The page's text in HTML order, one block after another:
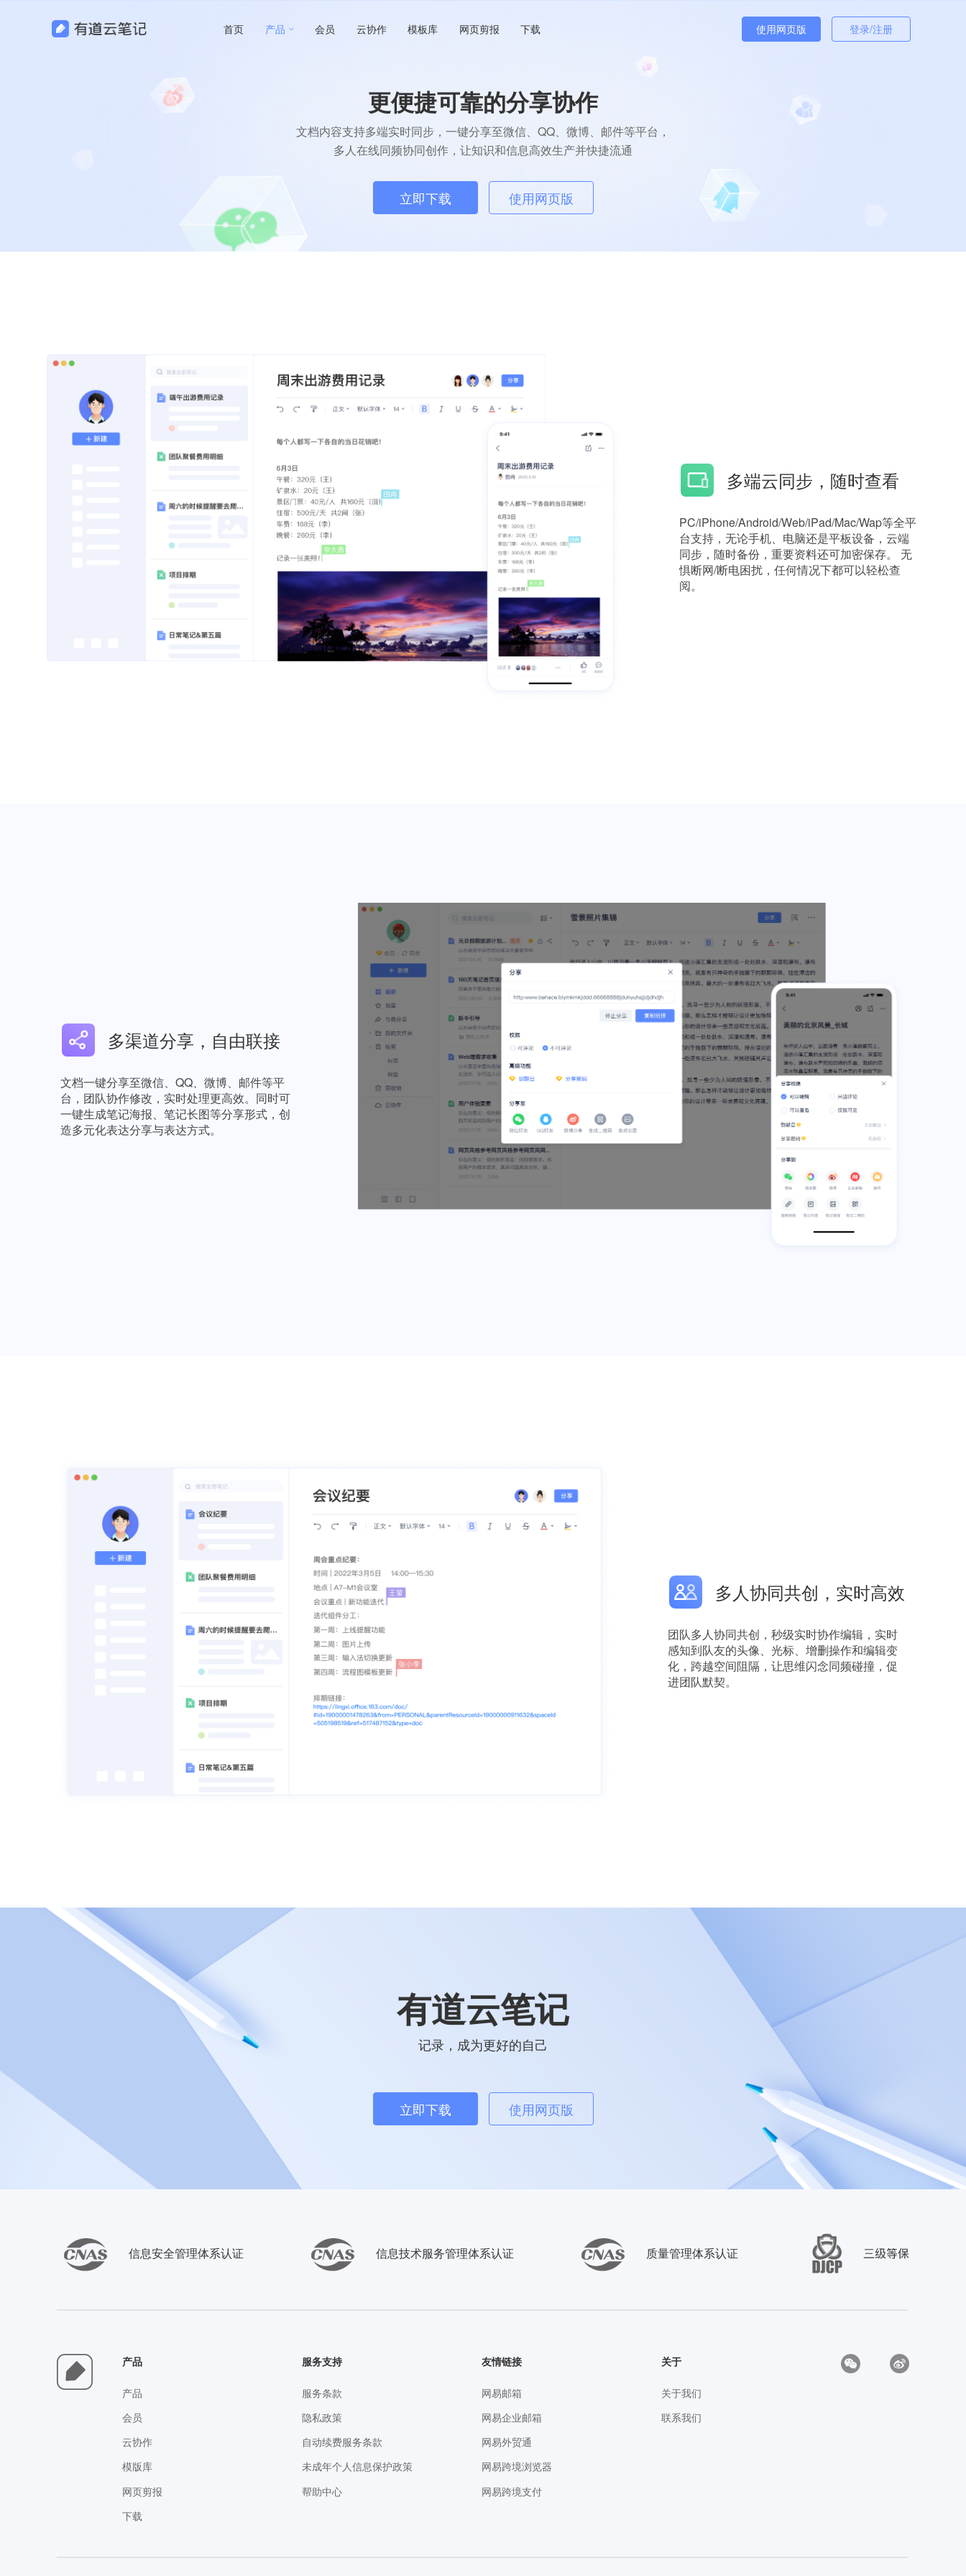
首页 产品 会员 云协作 模板库 网页剪报 下载 使用网页版 登录/注册
更便捷可靠的分享协作
文档内容支持多端实时同步，一键分享至微信、QQ、微博、邮件等平台，
多人在线同频协同创作，让知识和信息高效生产并快捷流通
立即下载 使用网页版
多端云同步，随时查看
PC/iPhone/Android/Web/iPad/Mac/Wap等全平
台支持，无论手机、电脑还是平板设备，云端
同步，随时备份，重要资料还可加密保存。 无
惧断网/断电困扰，任何情况下都可以轻松查
阅。
多渠道分享，自由联接
文档一键分享至微信、QQ、微博、邮件等平
台，团队协作修改，实时处理更高效。同时可
一键生成笔记海报、笔记长图等分享形式，创
造多元化表达分享与表达方式。
多人协同共创，实时高效
团队多人协同共创，秒级实时协作编辑，实时
感知到队友的头像、光标、增删操作和编辑变
化，跨越空间阻隔，让思维闪念同频碰撞，促
进团队默契。
有道云笔记
记录，成为更好的自己
立即下载 使用网页版
信息安全管理体系认证 信息技术服务管理体系认证 质量管理体系认证
产品
产品
会员
云协作
模版库
网页剪报
下载
服务支持
服务条款
隐私政策
自动续费服务条款
未成年个人信息保护政策
帮助中心
友情链接
网易邮箱
网易企业邮箱
网易外贸通
网易跨境浏览器
网易跨境支付
关于
关于我们
联系我们